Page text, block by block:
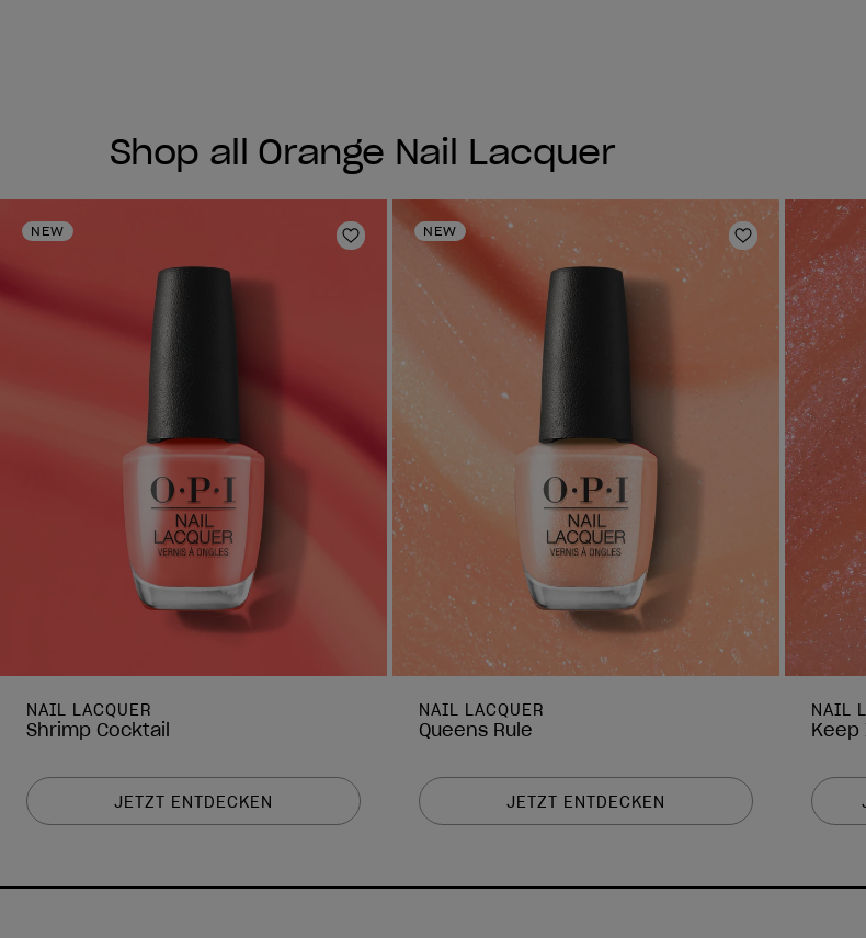
Shop all Orange Nail Lacquer
NEW
Zur Wunschliste hinzufügen
NAIL LACQUER
Shrimp Cocktail
JETZT ENTDECKEN
NEW
Zur
NAIL LACQUER
Queens Rule
JETZT ENTDECKEN
NAIL
Keep